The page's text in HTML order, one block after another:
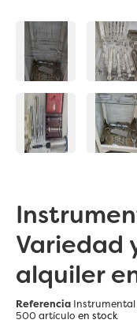
Variedad
alquiler
Referencia Instrumental
500 artículo en stock